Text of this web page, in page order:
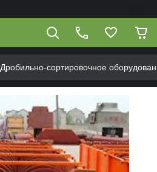
Дробильно-сортировочное